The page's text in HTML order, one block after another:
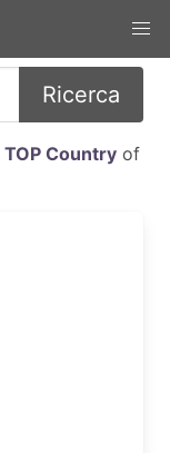
Ricerca
TOP Countryof